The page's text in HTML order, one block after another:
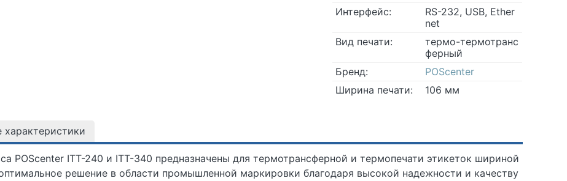
Интерфейс:
RS-232, USB, Ether
net
Вид печати:
термо-термотранс
ферный
Бренд:
POScenter
Ширина печати:
106 мм
характеристики
POScenter ITT-240 и ITT-340 предназначены для термотрансферной и термопечати этикеток шириной
решение в области промышленной маркировки благодаря высокой надежности и качеству